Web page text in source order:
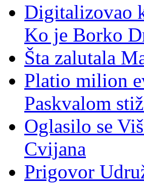
Digitalizovao
Ko je Borko
Šta zalutala
Platio milion
Paskvalom
Oglasilo se
Cvijana
Prigovor